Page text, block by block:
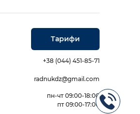
Тарифи
+38 (044) 451-85-71
radnukdz@gmail.com
пн-чт 09:00-18:00
пт 09:00-17:00